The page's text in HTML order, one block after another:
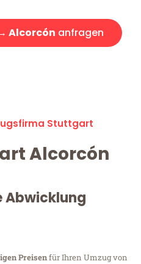
Alcorcón anfragen
Stuttgart
Alcorcón
Abwicklung
Preisenfür Ihren Umzug von